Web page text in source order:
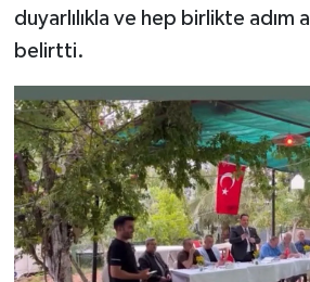
duyarlılıkla ve hep birlikte adım
belirtti.